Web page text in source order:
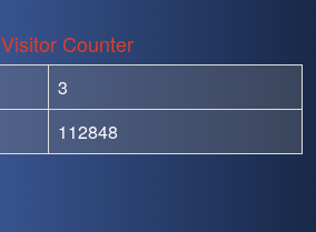
Visitor Counter
3
112848